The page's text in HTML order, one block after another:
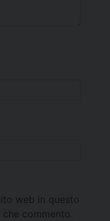
web in questo
commento.